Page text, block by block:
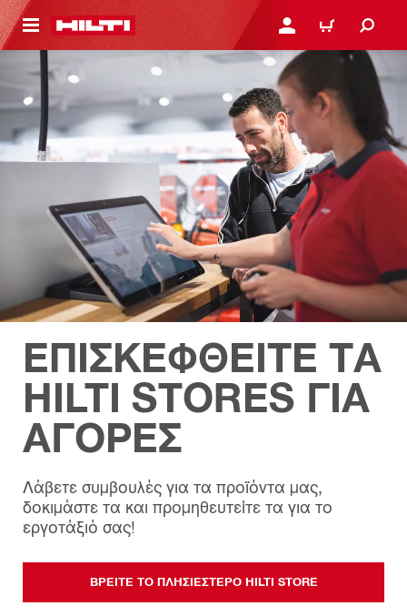
ΕΛΕΓΞΕΙΣ ΤΟ ΠΑΚΕΤΟ ΠΟΥ ΕΧΕΙΣ ΦΤΙΑΞΕΙ ΚΆΝΕ ΣΎΝΔΕΣΗ Ή
ΚΑΛΆΘΙ
ΕΠΙΣΚΕΦΘΕΙΤΕ ΤΑ
HILTI STORES ΓΙΑ
ΑΓΟΡΕΣ
Λάβετε συμβουλές για τα προϊόντα μας,
δοκιμάστε τα και προμηθευτείτε τα για το
εργοτάξιό σας!
ΒΡΕΊΤΕ ΤΟ ΠΛΗΣΙΈΣΤΕΡΟ HILTI STORE